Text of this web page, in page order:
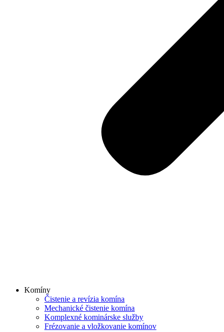
Komíny
Čistenie a revízia komína
Mechanické čistenie komína
Komplexné kominárske služby
Frézovanie a vložkovanie komínov